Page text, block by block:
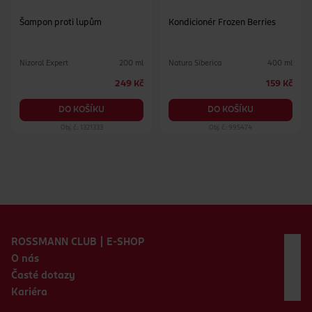
Šampon proti lupům
Nizoral Expert 200 ml
249 Kč
DO KOŠÍKU
Obj. č.: 1321333
Kondicionér Frozen Berries
Natura Siberica 400 ml
159 Kč
DO KOŠÍKU
Obj. č.: 995474
ROSSMANN CLUB | E-SHOP
O nás
Časté dotazy
Kariéra